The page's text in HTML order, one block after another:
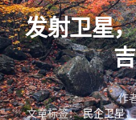
发射卫星
作
文章标签： 民企卫星，